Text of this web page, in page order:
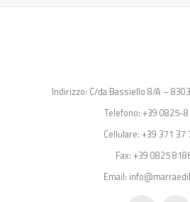
Indirizzo: C/da Bassiello 8/A –
Telefono: +39 0825-
Cellulare: +39 371 37
Fax: +39 0825
Email: